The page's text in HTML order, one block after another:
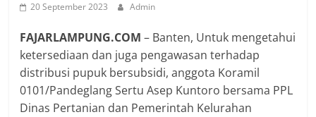
20 September 2023 Admin
FAJARLAMPUNG.COM – Banten, Untuk mengetahui
ketersediaan dan juga pengawasan terhadap
distribusi pupuk bersubsidi, anggota Koramil
0101/Pandeglang Sertu Asep Kuntoro bersama PPL
Dinas Pertanian dan Pemerintah Kelurahan